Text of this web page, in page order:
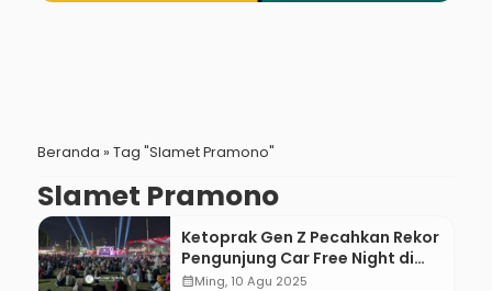
Beranda » Tag "Slamet Pramono"
Slamet Pramono
Ketoprak Gen Z Pecahkan Rekor
Pengunjung Car Free Night di
Kebumen
calendar_monthMing, 10 Agu 2025